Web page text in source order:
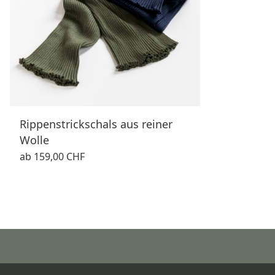
Rippenstrickschals aus reiner
Wolle
ab 159,00 CHF